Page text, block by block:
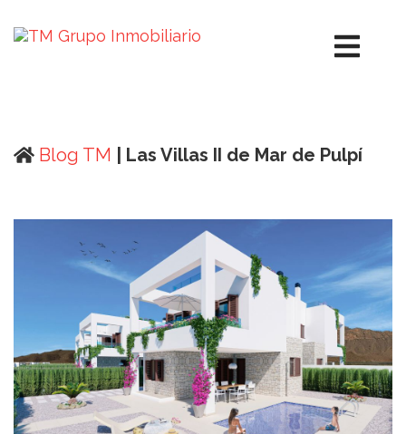
Blog TM | Las Villas II de Mar de Pulpí